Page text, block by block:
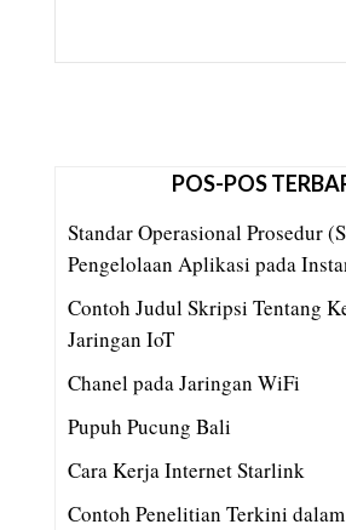
POS-POS
Standar Operasional Prosedur
Pengelolaan Aplikasi pada
Contoh Judul Skripsi Tentang
Jaringan IoT
Chanel pada Jaringan WiFi
Pupuh Pucung Bali
Cara Kerja Internet Starlink
Contoh Penelitian Terkini